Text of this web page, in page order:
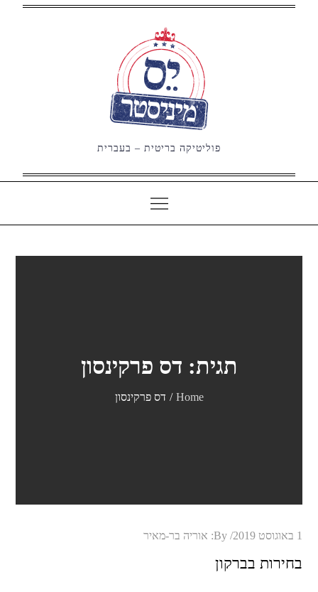
פוליטיקה בריטית – בעברית
תגית: דס פרקינסון
Home דס פרקינסון
Posted1 באוגוסט 2019 By: אוריה בר-מאיר
בחירות בברקון